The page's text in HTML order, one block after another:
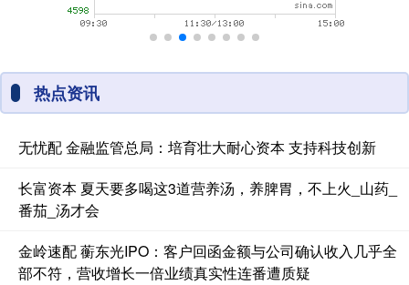
热点资讯
无忧配 金融监管总局：培育壮大耐心资本 支持科技创新
长富资本 夏天要多喝这3道营养汤，养脾胃，不上火_山药_
番茄_汤才会
金岭速配 蘅东光IPO：客户回函金额与公司确认收入几乎全
部不符，营收增长一倍业绩真实性连番遭质疑